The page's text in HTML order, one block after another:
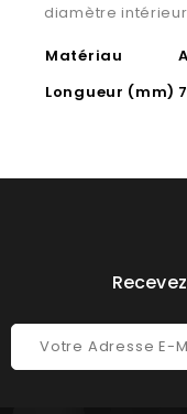
diamètre
Matériau
Longueur (mm)